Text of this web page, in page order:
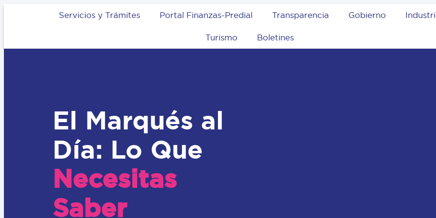
Servicios y Trámites Portal Finanzas-Predial Transparencia Gobierno
Turismo Boletines
El Marqués al
Día: Lo Que
Necesitas
Saber